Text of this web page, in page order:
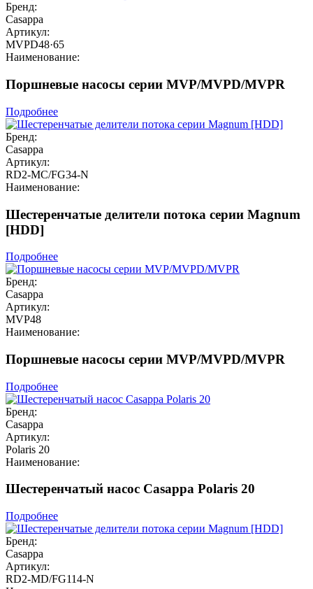
Бренд:
Casappa
Артикул:
MVPD48·65
Наименование:
Поршневые насосы серии MVP/MVPD/MVPR
Подробнее
Бренд:
Casappa
Артикул:
RD2-MC/FG34-N
Наименование:
Шестеренчатые делители потока серии Magnum
[HDD]
Подробнее
Бренд:
Casappa
Артикул:
MVP48
Наименование:
Поршневые насосы серии MVP/MVPD/MVPR
Подробнее
Бренд:
Casappa
Артикул:
Polaris 20
Наименование:
Шестеренчатый насос Casappa Polaris 20
Подробнее
Бренд:
Casappa
Артикул:
RD2-MD/FG114-N